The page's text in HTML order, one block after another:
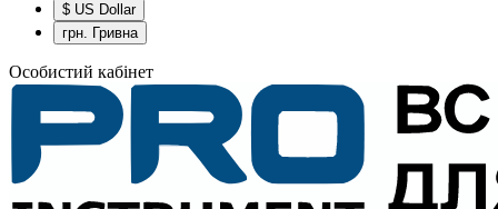
$ US Dollar
грн. Гривна
Особистий кабінет